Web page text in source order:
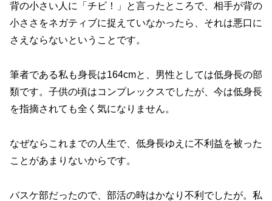
背の小さい人に「チビ！」と言ったところで、相手が背の
小ささをネガティブに捉えていなかったら、それは悪口に
さえならないということです。
筆者である私も身長は164cmと、男性としては低身長の部
類です。子供の頃はコンプレックスでしたが、今は低身長
を指摘されても全く気になりません。
なぜならこれまでの人生で、低身長ゆえに不利益を被った
ことがあまりないからです。
バスケ部だったので、部活の時はかなり不利でしたが。私